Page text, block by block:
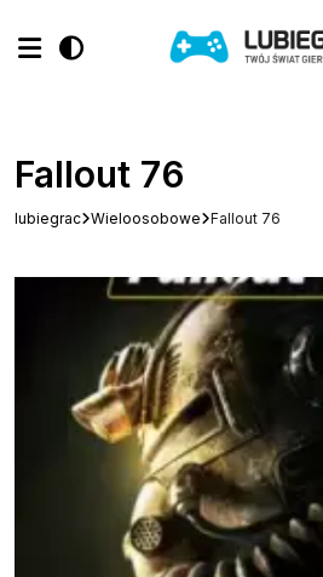
Fallout 76
lubiegrac Wieloosobowe Fallout 76